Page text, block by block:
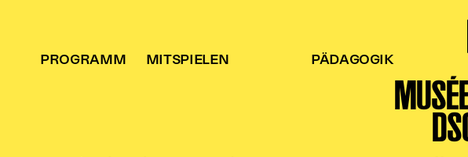
PROGRAMM MITSPIELEN PÄDAGOGIK